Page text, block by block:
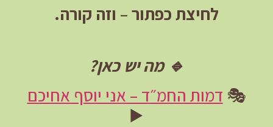
לחיצת כפתור – וזה קורה.
🔹מה יש כאן?
🎭 דמות החמ״ד – אני יוסף אחיכם
▶️